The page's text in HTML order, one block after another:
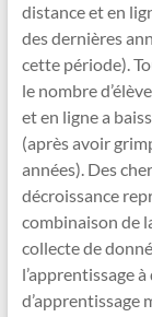
distance et en
des dernières
cette période).
le nombre
et en ligne a
(après avoir
années). Des
décroissance
combinaison de
collecte de
l’apprentissage
d’apprentissage